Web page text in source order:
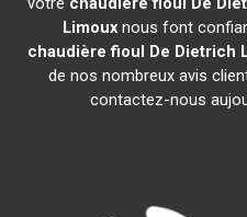
Limouxnous font
chaudière fioul De Dietrich
de nos nombreux avis
contactez-nous